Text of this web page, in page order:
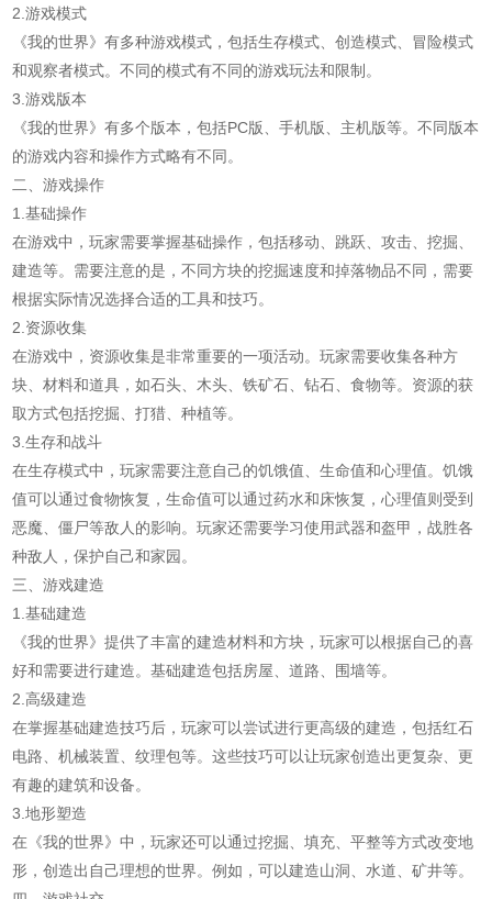
2.游戏模式
《我的世界》有多种游戏模式，包括生存模式、创造模式、冒险模式
和观察者模式。不同的模式有不同的游戏玩法和限制。
3.游戏版本
《我的世界》有多个版本，包括PC版、手机版、主机版等。不同版本
的游戏内容和操作方式略有不同。
二、游戏操作
1.基础操作
在游戏中，玩家需要掌握基础操作，包括移动、跳跃、攻击、挖掘、
建造等。需要注意的是，不同方块的挖掘速度和掉落物品不同，需要
根据实际情况选择合适的工具和技巧。
2.资源收集
在游戏中，资源收集是非常重要的一项活动。玩家需要收集各种方
块、材料和道具，如石头、木头、铁矿石、钻石、食物等。资源的获
取方式包括挖掘、打猎、种植等。
3.生存和战斗
在生存模式中，玩家需要注意自己的饥饿值、生命值和心理值。饥饿
值可以通过食物恢复，生命值可以通过药水和床恢复，心理值则受到
恶魔、僵尸等敌人的影响。玩家还需要学习使用武器和盔甲，战胜各
种敌人，保护自己和家园。
三、游戏建造
1.基础建造
《我的世界》提供了丰富的建造材料和方块，玩家可以根据自己的喜
好和需要进行建造。基础建造包括房屋、道路、围墙等。
2.高级建造
在掌握基础建造技巧后，玩家可以尝试进行更高级的建造，包括红石
电路、机械装置、纹理包等。这些技巧可以让玩家创造出更复杂、更
有趣的建筑和设备。
3.地形塑造
在《我的世界》中，玩家还可以通过挖掘、填充、平整等方式改变地
形，创造出自己理想的世界。例如，可以建造山洞、水道、矿井等。